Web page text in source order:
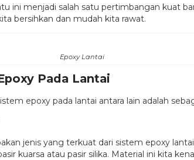
ini menjadi salah satu pertimbangan kuat
bersihkan dan mudah kita rawat.
Epoxy Lantai
Pada Lantai
epoxy pada lantai antara lain adalah
jenis yang terkuat dari sistem epoxy
kuarsa atau pasir silika. Material ini kita